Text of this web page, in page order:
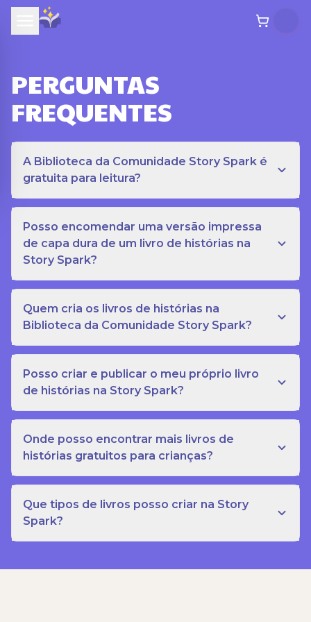
PERGUNTAS
FREQUENTES
A Biblioteca da Comunidade Story Spark é
gratuita para leitura?
Posso encomendar uma versão impressa
de capa dura de um livro de histórias na
Story Spark?
Quem cria os livros de histórias na
Biblioteca da Comunidade Story Spark?
Posso criar e publicar o meu próprio livro
de histórias na Story Spark?
Onde posso encontrar mais livros de
histórias gratuitos para crianças?
Que tipos de livros posso criar na Story
Spark?